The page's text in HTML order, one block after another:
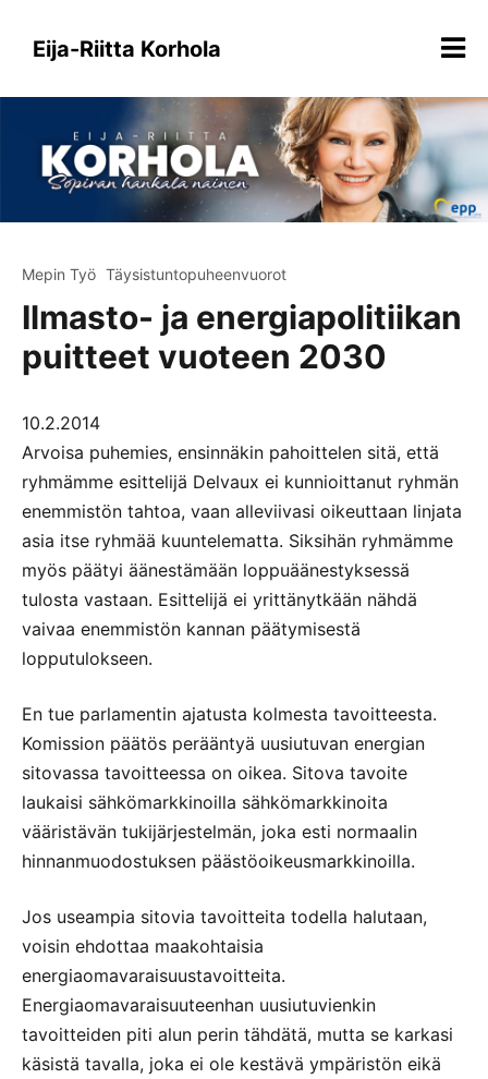
sisältöönEija-Riitta Korhola
Mepin Työ Täysistuntopuheenvuorot
Ilmasto- ja energiapolitiikan
puitteet vuoteen 2030
10.2.2014
Arvoisa puhemies, ensinnäkin pahoittelen sitä, että
ryhmämme esittelijä Delvaux ei kunnioittanut ryhmän
enemmistön tahtoa, vaan alleviivasi oikeuttaan linjata
asia itse ryhmää kuuntelematta. Siksihän ryhmämme
myös päätyi äänestämään loppuäänestyksessä
tulosta vastaan. Esittelijä ei yrittänytkään nähdä
vaivaa enemmistön kannan päätymisestä
lopputulokseen.
En tue parlamentin ajatusta kolmesta tavoitteesta.
Komission päätös perääntyä uusiutuvan energian
sitovassa tavoitteessa on oikea. Sitova tavoite
laukaisi sähkömarkkinoilla sähkömarkkinoita
vääristävän tukijärjestelmän, joka esti normaalin
hinnanmuodostuksen päästöoikeusmarkkinoilla.
Jos useampia sitovia tavoitteita todella halutaan,
voisin ehdottaa maakohtaisia
energiaomavaraisuustavoitteita.
Energiaomavaraisuuteenhan uusiutuvienkin
tavoitteiden piti alun perin tähdätä, mutta se karkasi
käsistä tavalla, joka ei ole kestävä ympäristön eikä